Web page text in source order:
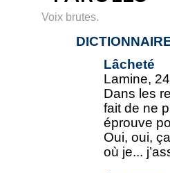
Voix brutes.
Lâcheté
Lamine,
Dans les
fait de ne
éprouve
Oui, oui,
où je...